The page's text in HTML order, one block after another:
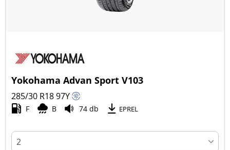
Yokohama Advan Sport V103
285/30 R1897Y
F B 74 db EPREL